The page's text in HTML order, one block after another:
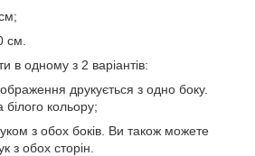
см.
в одному з 2 варіантів:
друкується з одно боку.
кольору;
з обох боків. Ви також можете
з обох сторін.